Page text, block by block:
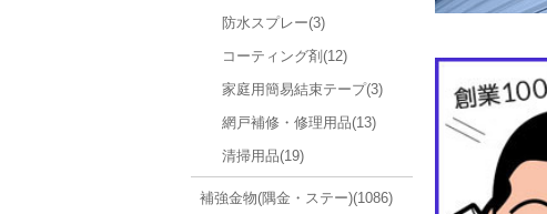
防水スプレー(3)
コーティング剤(12)
家庭用簡易結束テープ(3)
網戸補修・修理用品(13)
清掃用品(19)
補強金物(隅金・ステー)(1086)